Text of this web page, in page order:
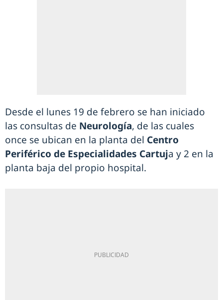
Desde el lunes 19 de febrero se han iniciado
las consultas de Neurología, de las cuales
once se ubican en la planta del Centro
Periférico de Especialidades Cartuja y 2 en la
planta baja del propio hospital.